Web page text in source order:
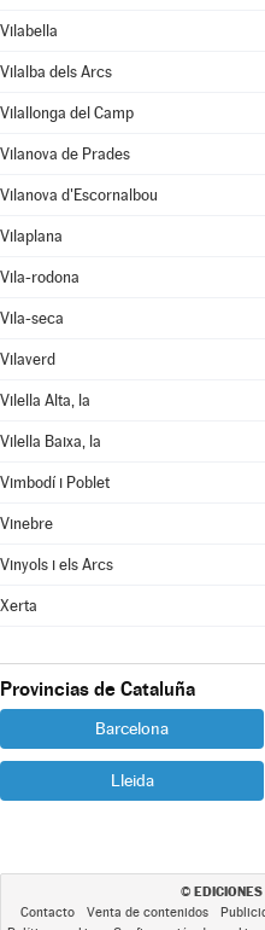
Vilabella
Vilalba dels Arcs
Vilallonga del Camp
Vilanova de Prades
Vilanova d'Escornalbou
Vilaplana
Vila-rodona
Vila-seca
Vilaverd
Vilella Alta, la
Vilella Baixa, la
Vimbodí i Poblet
Vinebre
Vinyols i els Arcs
Xerta
Provincias de Cataluña
Barcelona
Lleida
©
Contacto Venta de contenidos